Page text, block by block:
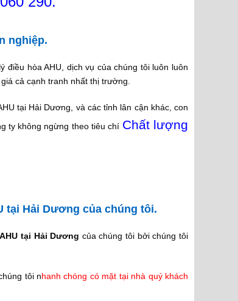
nghiệp.
điều hòa AHU, dịch vụ của chúng tôi luôn luôn
cả cạnh tranh nhất thị trường.
tại Hải Dương, và các tỉnh lân cận khác, con
ty không ngừng theo tiêu chí Chất lượng
tại Hải Dương của chúng tôi.
tại Hải Dương của chúng tôi bởi chúng tôi
tôi nhanh chóng có mặt tại nhà quý khách